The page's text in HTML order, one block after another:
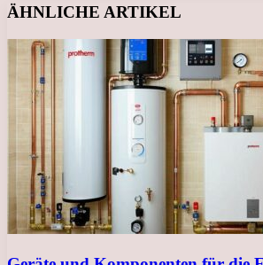
ÄHNLICHE ARTIKEL